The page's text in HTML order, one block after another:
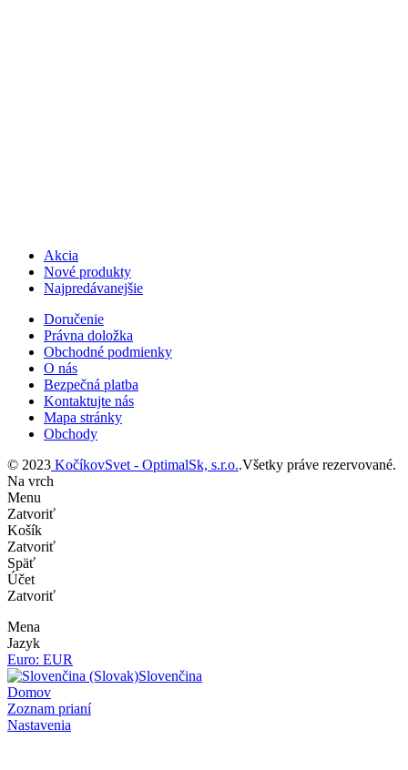
Akcia
Nové produkty
Najpredávanejšie
Doručenie
Právna doložka
Obchodné podmienky
O nás
Bezpečná platba
Kontaktujte nás
Mapa stránky
Obchody
© 2023 KočíkovSvet - OptimalSk, s.r.o..Všetky práve rezervované.
Na vrch
Menu
Zatvoriť
Košík
Zatvoriť
Späť
Účet
Zatvoriť
Mena
Jazyk
Euro: EUR
Slovenčina
Domov
Zoznam prianí
Nastavenia